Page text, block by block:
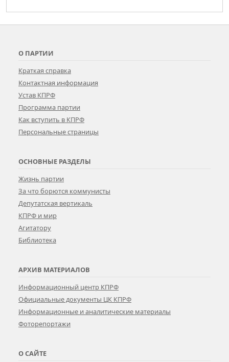
О ПАРТИИ
Краткая справка
Контактная информация
Устав КПРФ
Программа партии
Как вступить в КПРФ
Персональные страницы
ОСНОВНЫЕ РАЗДЕЛЫ
Жизнь партии
За что борются коммунисты
Депутатская вертикаль
КПРФ и мир
Агитатору
Библиотека
АРХИВ МАТЕРИАЛОВ
Информационный центр КПРФ
Официальные документы ЦК КПРФ
Информационные и аналитические материалы
Фоторепортажи
О САЙТЕ